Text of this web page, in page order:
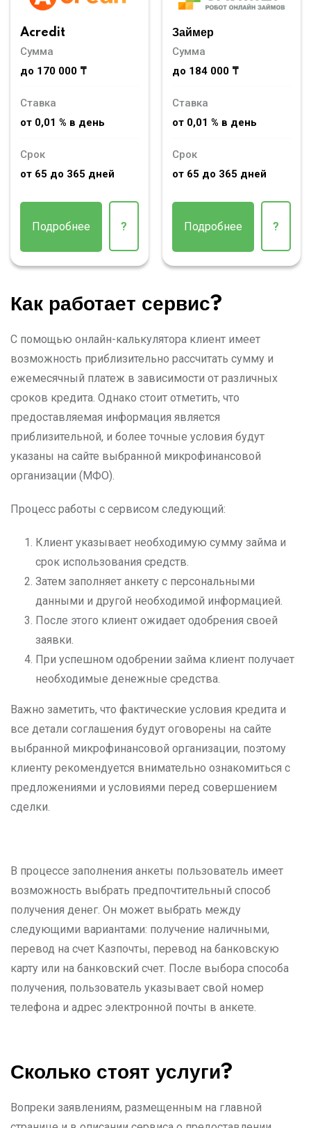
Acredit
Сумма
до 170 000 ₸
Ставка
от 0,01 % в день
Срок
от 65 до 365 дней
Подробнее ?
Займер
Сумма
до 184 000 ₸
Ставка
от 0,01 % в день
Срок
от 65 до 365 дней
Подробнее ?
Как работает сервис?
С помощью онлайн-калькулятора клиент имеет
возможность приблизительно рассчитать сумму и
ежемесячный платеж в зависимости от различных
сроков кредита. Однако стоит отметить, что
предоставляемая информация является
приблизительной, и более точные условия будут
указаны на сайте выбранной микрофинансовой
организации (МФО).
Процесс работы с сервисом следующий:
Клиент указывает необходимую сумму займа и
срок использования средств.
Затем заполняет анкету с персональными
данными и другой необходимой информацией.
После этого клиент ожидает одобрения своей
заявки.
При успешном одобрении займа клиент получает
необходимые денежные средства.
Важно заметить, что фактические условия кредита и
все детали соглашения будут оговорены на сайте
выбранной микрофинансовой организации, поэтому
клиенту рекомендуется внимательно ознакомиться с
предложениями и условиями перед совершением
сделки.
В процессе заполнения анкеты пользователь имеет
возможность выбрать предпочтительный способ
получения денег. Он может выбрать между
следующими вариантами: получение наличными,
перевод на счет Казпочты, перевод на банковскую
карту или на банковский счет. После выбора способа
получения, пользователь указывает свой номер
телефона и адрес электронной почты в анкете.
Сколько стоят услуги?
Вопреки заявлениям, размещенным на главной